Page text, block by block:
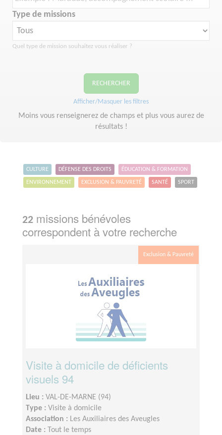
Type de missions
Quel type de mission souhaitez vous réaliser ?
RECHERCHER
Afficher/Masquer les filtres
Moins vous renseignerez de champs et plus vous aurez de
résultats !
CULTURE DÉFENSE DES DROITS ÉDUCATION & FORMATION
ENVIRONNEMENT EXCLUSION & PAUVRETÉ SANTÉ SPORT
22 missions bénévoles
correspondent à votre recherche
Exclusion & Pauvreté
Visite à domicile de déficients
visuels 94
Lieu : VAL-DE-MARNE (94)
Type : Visite à domicile
Association : Les Auxiliaires des Aveugles
Date :
Tout le temps